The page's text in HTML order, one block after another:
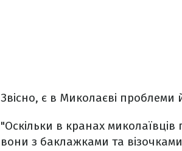
Звісно, є в Миколаєві
"Оскільки в кранах
вони з баклажками та